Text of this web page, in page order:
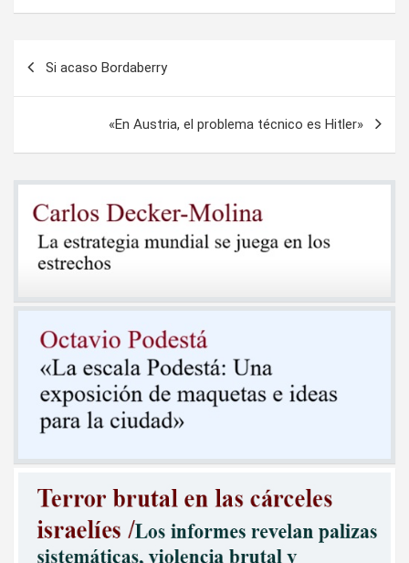
Si acaso Bordaberry
«En Austria, el problema técnico es Hitler»